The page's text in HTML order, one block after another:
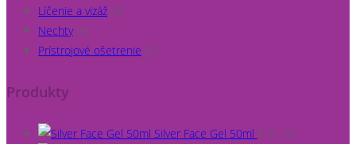
Líčenie a vizáž (8)
Nechty(4)
Prístrojové ošetrenie (5)
Produkty
Silver Face Gel 50ml € 51.79